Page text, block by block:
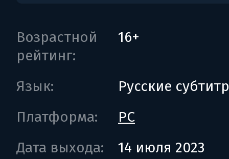
Возрастной
рейтинг:
16+
Язык:
Русские
Платформа:
PC
Дата выхода:
14 июля 2023